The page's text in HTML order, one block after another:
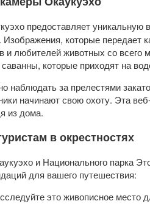
предоставляет
Изображения, которые
и любителей животных со
которые приходят на
наблюдать за прелестями
начинают свою охоту. Эта
из дома.
в окрестностях
и Национального парка
для вашего путешествия:
это живописное место